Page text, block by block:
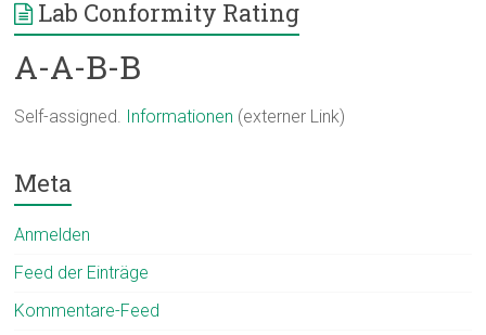
Lab Conformity Rating
A-A-B-B
Self-assigned. Informationen (externer Link)
Meta
Anmelden
Feed der Einträge
Kommentare-Feed